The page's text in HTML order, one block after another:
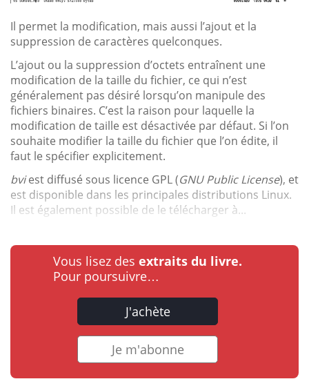
Il permet la modification, mais aussi l’ajout et la
suppression de caractères quelconques.
L’ajout ou la suppression d’octets entraînent une
modification de la taille du fichier, ce qui n’est
généralement pas désiré lorsqu’on manipule des
fichiers binaires. C’est la raison pour laquelle la
modification de taille est désactivée par défaut. Si l’on
souhaite modifier la taille du fichier que l’on édite, il
faut le spécifier explicitement.
bviest diffusé sous licence GPL (GNU Public License), et
est disponible dans les principales distributions Linux.
Il est également possible de le télécharger à...
Vous lisez des extraits du livre.
Pour poursuivre…
J'achète
Je m'abonne